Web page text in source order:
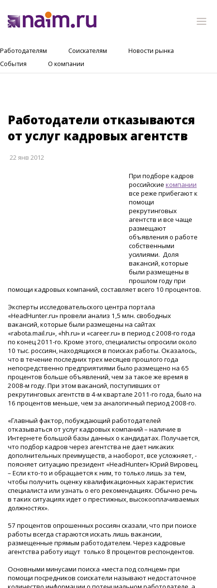
Работодателям Соискателям
Новости рынка
События
О компании
Работодатели отказываются
от услуг кадровых агентств
22 янв 2012
При подборе кадров
российские компании
все реже прибегают к
помощи
рекрутинговых
агентств и все чаще
размещают
объявления о работе
собственными
усилиями. Доля
вакансий, которые
были размещены в
прошлом году при
помощи кадровых компаний, составляет всего 10 процентов.
Эксперты исследовательского центра портала
«HeadHunter.ru» провели анализ 1,5 млн. свободных
вакансий, которые были размещены на сайтах
«rabota.mail.ru», «hh.ru» и «career.ru» в период с 2008-го года
по конец 2011-го. Кроме этого, специалисты опросили около
10 тыс. россиян, находящихся в поисках работы. Оказалось,
что в течение последних трех месяцев прошлого года
непосредственно предприятиями было размещено на 65
процентов больше объявлений, чем за такое же время в
2008-м году. При этом вакансий, поступивших от
рекрутинговых агентств в 4-м квартале 2011-го года, было на
16 процентов меньше, чем за аналогичный период 2008-го.
«Главный фактор, побуждающий работодателей
отказываться от услуг кадровых компаний – наличие в
Интернете большой базы данных о кандидатах. Получается,
что подбор кадров через агентства не дает никаких
дополнительных преимуществ, а наоборот, все усложняет, -
поясняет ситуацию президент «HeadHunter» Юрий Вировец.
– Если кто-то и обращается к ним, то только лишь за тем,
чтобы получить оценку квалификационных характеристик
специалиста или узнать о его рекомендациях. Обычно речь
в таких ситуациях идет о престижных, высокооплачиваемых
должностях».
57 процентов опрошенных россиян сказали, что при поиске
работы всегда стараются искать лишь вакансии,
размещенные прямым работодателем. Через кадровые
агентства работу ищут только 8 процентов респондентов.
Основными минусами поиска «места под солнцем» при
помощи посредников соискатели называют недостаточное